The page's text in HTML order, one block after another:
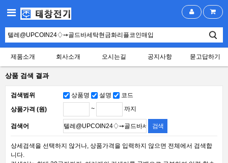
제품소개 회사소개 오시는길 공지사항 묻고답하기
상품 검색 결과
검색범위 상품명 설명
코드
상품가격 (원)
~ 까지
검색어
상세검색을 선택하지 않거나, 상품가격을 입력하지 않으면 전체에서 검색합
니다.